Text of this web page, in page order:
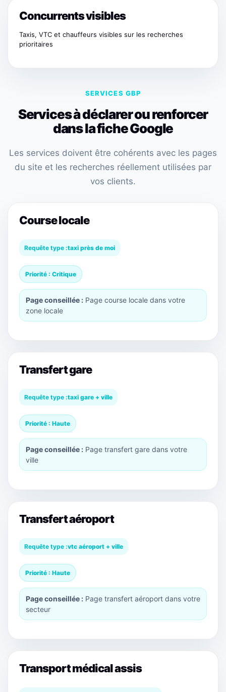
Concurrents visibles
Taxis, VTC et chauffeurs visibles sur les recherches
prioritaires
SERVICES GBP
Services à déclarer ou renforcer
dans la fiche Google
Les services doivent être cohérents avec les pages
du site et les recherches réellement utilisées par
vos clients.
Course locale
Requête type :taxi près de moi
Priorité : Critique
Page conseillée : Page course locale dans votre
zone locale
Transfert gare
Requête type :taxi gare + ville
Priorité : Haute
Page conseillée : Page transfert gare dans votre
ville
Transfert aéroport
Requête type :vtc aéroport + ville
Priorité : Haute
Page conseillée : Page transfert aéroport dans votre
secteur
Transport médical assis